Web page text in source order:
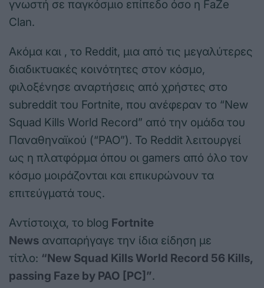
γνωστή σε παγκόσμιο επίπεδο όσο η FaZe
Clan.
Ακόμα και , το Reddit, μια από τις μεγαλύτερες
διαδικτυακές κοινότητες στον κόσμο,
φιλοξένησε αναρτήσεις από χρήστες στο
subreddit του Fortnite, που ανέφεραν το “New
Squad Kills World Record” από την ομάδα του
Παναθηναϊκού (“PAO”). Το Reddit λειτουργεί
ως η πλατφόρμα όπου οι gamers από όλο τον
κόσμο μοιράζονται και επικυρώνουν τα
επιτεύγματά τους.
Αντίστοιχα, το blog Fortnite
News αναπαρήγαγε την ίδια είδηση με
τίτλο: “New Squad Kills World Record 56 Kills,
passing Faze by PAO [PC]”.